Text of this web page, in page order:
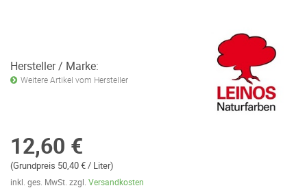
Hersteller / Marke:
Weitere Artikel vom Hersteller
12,60 €
(Grundpreis 50,40 € / Liter)
inkl. ges. MwSt. zzgl. Versandkosten